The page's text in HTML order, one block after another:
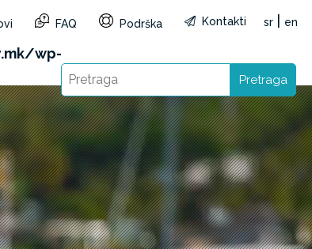
Failed to open stream: HTTP
wp-
FAQ Podrška Kontakti sr en
Pretraga